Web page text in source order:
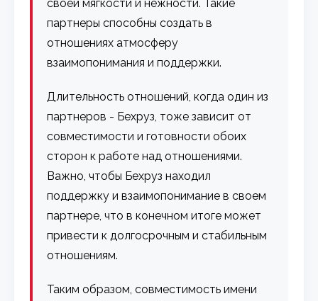
своей мягкости и нежности. Такие
партнеры способны создать в
отношениях атмосферу
взаимопонимания и поддержки.
Длительность отношений, когда один из
партнеров - Бехруз, тоже зависит от
совместимости и готовности обоих
сторон к работе над отношениями.
Важно, чтобы Бехруз находил
поддержку и взаимопонимание в своем
партнере, что в конечном итоге может
привести к долгосрочным и стабильным
отношениям.
Таким образом, совместимость имени